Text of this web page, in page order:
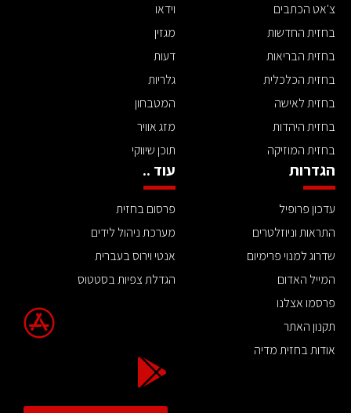
צ'אט הכתבים
בחזית החדשות
בחזית הבריאות
בחזית הכלכלית
בחזית לאישה
בחזית היהדות
בחזית המוזיקה
וידאו
מגזין
דעות
גלריות
המטבחון
מזג אוויר
תוכן שיווקי
הגדרות
עדכון פרופיל
התראות וניוזלטרים
שדרוג למנוי פרימיום
המייל האדום
פרסמו אצלנו
תקנון האתר
אודות בחזית מדיה
עוד ..
פרסום בחזית
מערכת ניהול לידים
אנטי וירוס בעברית
הגדלת צפיות בסטטוס